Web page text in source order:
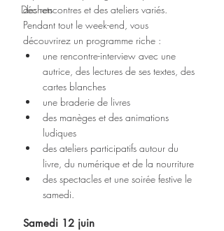
Déchets
des rencontres et des ateliers variés.
Pendant tout le week-end, vous
découvrirez un programme riche :
une rencontre-interview avec une
autrice, des lectures de ses textes, des
cartes blanches
une braderie de livres
des manèges et des animations
ludiques
des ateliers participatifs autour du
livre, du numérique et de la nourriture
des spectacles et une soirée festive le
samedi.
Samedi 12 juin